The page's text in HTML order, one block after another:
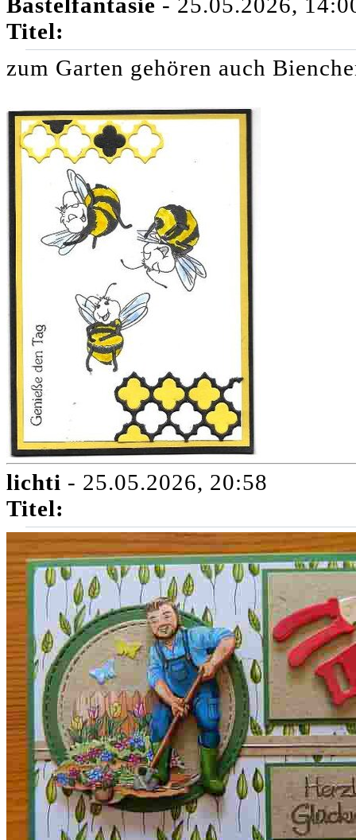
Titel:
zum Garten gehören auch
lichti - 25.05.2026, 20:58
Titel: